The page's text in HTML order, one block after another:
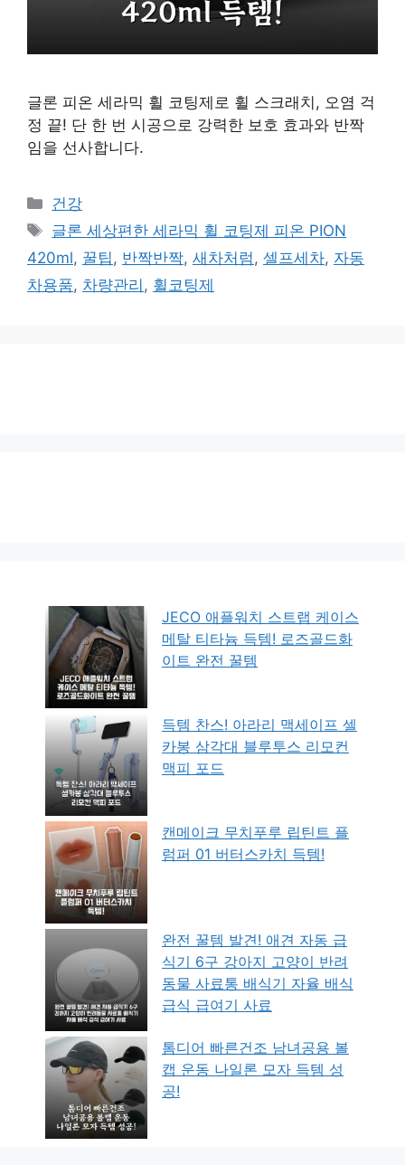
글론 피온 세라믹 휠 코팅제로 휠 스크래치, 오염 걱
정 끝! 단 한 번 시공으로 강력한 보호 효과와 반짝
임을 선사합니다.
카
테
리
건강
태
그
글론 세상편한 세라믹 휠 코팅제 피온 PION
420ml, 꿀팁 , 반짝반짝, 새차처럼 , 셀프세차, 자동
차용품, 차량관리 , 휠코팅제
JECO 애플워치 스트랩 케이스
메탈 티타늄 득템! 로즈골드화
이트 완전 꿀템
득템 찬스! 아라리 맥세이프 셀
카봉 삼각대 블루투스 리모컨
맥피 포드
캔메이크 무치푸루 립틴트 플
럼퍼 01 버터스카치 득템!
완전 꿀템 발견! 애견 자동 급
식기 6구 강아지 고양이 반려
동물 사료통 배식기 자율 배식
급식 급여기 사료
톰디어 빠른건조 남녀공용 볼
캡 운동 나일론 모자 득템 성
공!